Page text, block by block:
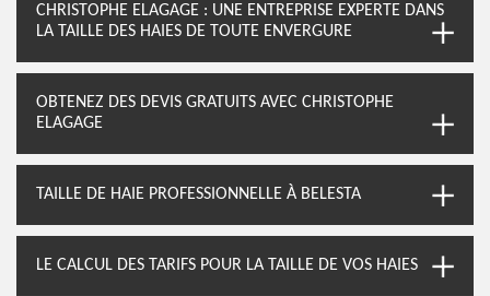
CHRISTOPHE ELAGAGE : UNE ENTREPRISE EXPERTE DANS
LA TAILLE DES HAIES DE TOUTE ENVERGURE
OBTENEZ DES DEVIS GRATUITS AVEC CHRISTOPHE
ELAGAGE
TAILLE DE HAIE PROFESSIONNELLE À BELESTA
LE CALCUL DES TARIFS POUR LA TAILLE DE VOS HAIES